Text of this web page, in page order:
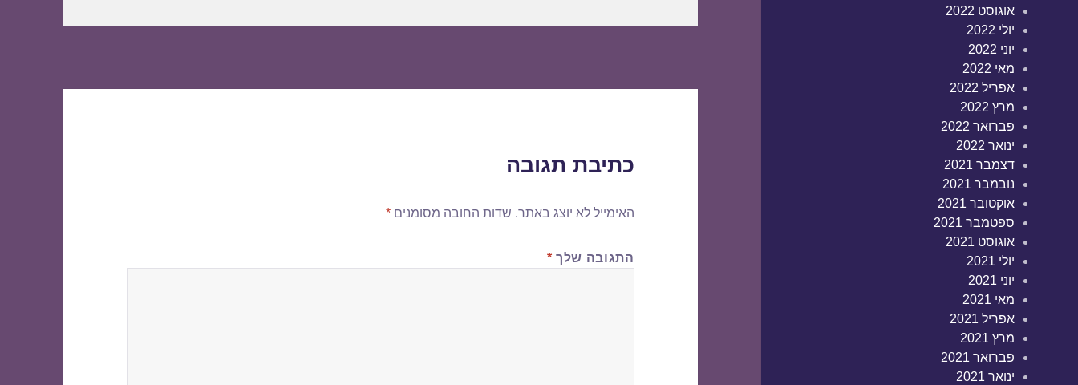
אוגוסט 2022
יולי 2022
יוני 2022
מאי 2022
אפריל 2022
מרץ 2022
פברואר 2022
ינואר 2022
דצמבר 2021
נובמבר 2021
אוקטובר 2021
ספטמבר 2021
אוגוסט 2021
יולי 2021
יוני 2021
מאי 2021
אפריל 2021
מרץ 2021
פברואר 2021
ינואר 2021
כתיבת תגובה
האימייל לא יוצג באתר. שדות החובה מסומנים*
התגובה שלך *